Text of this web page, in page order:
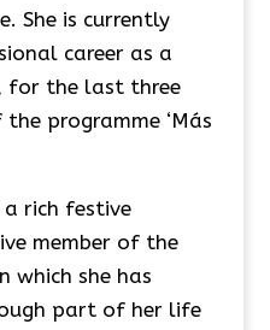
She is currently
career as a
for the last three
programme ‘Más
a rich festive
member of the
which she has
part of her life